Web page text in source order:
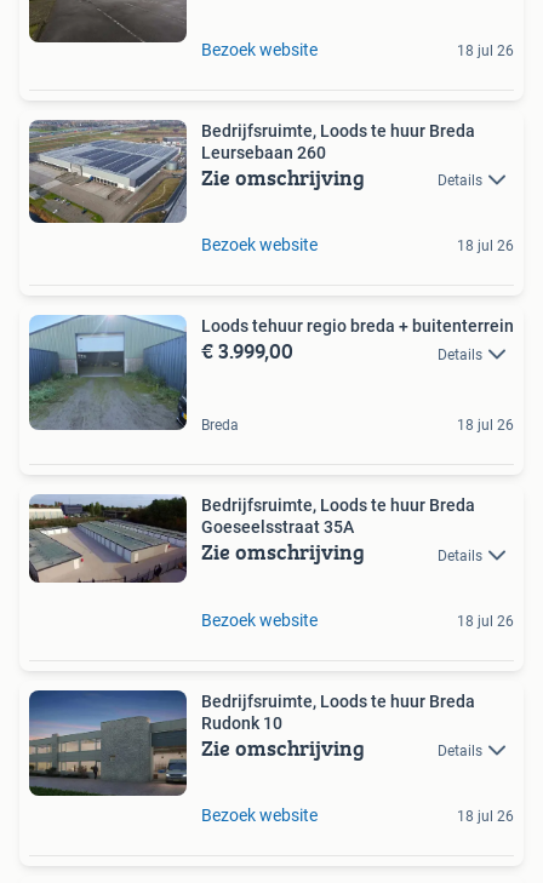
Bezoek website 18 jul 26
Bedrijfsruimte, Loods te huur Breda
Leursebaan 260
Zie omschrijving Details
Bezoek website 18 jul 26
Loods tehuur regio breda + buitenterrein
€ 3.999,00 Details
Breda 18 jul 26
Bedrijfsruimte, Loods te huur Breda
Goeseelsstraat 35A
Zie omschrijving Details
Bezoek website 18 jul 26
Bedrijfsruimte, Loods te huur Breda
Rudonk 10
Zie omschrijving Details
Bezoek website 18 jul 26